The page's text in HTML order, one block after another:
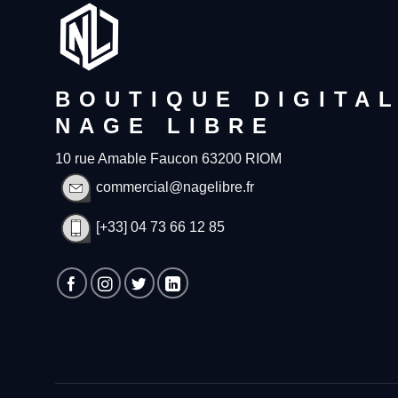
BOUTIQUE
NAGE LIBRE
10 rue Amable Faucon 63200 RIOM
commercial@nagelibre.fr
[+33] 04 73 66 12 85